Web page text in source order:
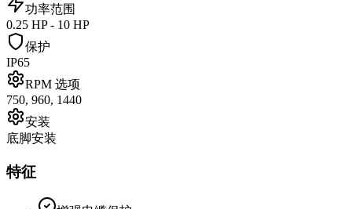
功率范围
0.25 HP - 10 HP
保护
IP65
RPM 选项
750, 960, 1440
安装
底脚安装
特征